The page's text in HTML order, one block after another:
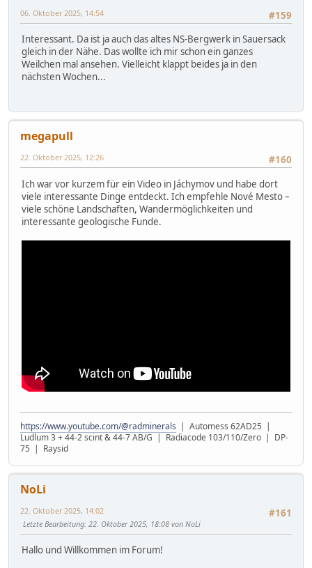
#159
06. Oktober 2025, 14:54
Interessant. Da ist ja auch das altes NS-Bergwerk in Sauersack
gleich in der Nähe. Das wollte ich mir schon ein ganzes
Weilchen mal ansehen. Vielleicht klappt beides ja in den
nächsten Wochen...
megapull
#160
22. Oktober 2025, 12:26
Ich war vor kurzem für ein Video in Jáchymov und habe dort
viele interessante Dinge entdeckt. Ich empfehle Nové Mesto –
viele schöne Landschaften, Wandermöglichkeiten und
interessante geologische Funde.
https://www.youtube.com/@radminerals | Automess 62AD25 |
Ludlum 3 + 44-2 scint & 44-7 AB/G | Radiacode 103/110/Zero | DP-
75 | Raysid
NoLi
#161
22. Oktober 2025, 14:02
Letzte Bearbeitung: 22. Oktober 2025, 18:08 von NoLi
Hallo und Willkommen im Forum!